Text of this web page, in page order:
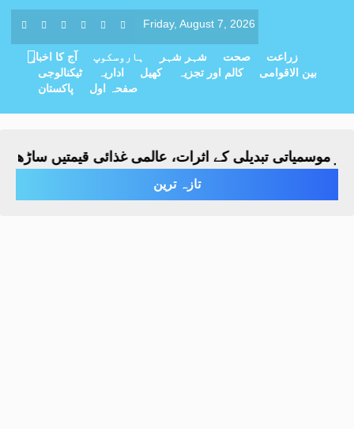
Friday, August 7, 2026
آج کا اخبار ہاروسکوپ شہر شہر صحت
زراعت
ٹیکنالوجی
اداریہ کھیل کالم اور تجزیہ
بین الاقوامی
پاکستان
صفحہ اول
تبدیلی کے اثرات، عالمی غذائی قیمتیں ساڑھے
تازہ ترین